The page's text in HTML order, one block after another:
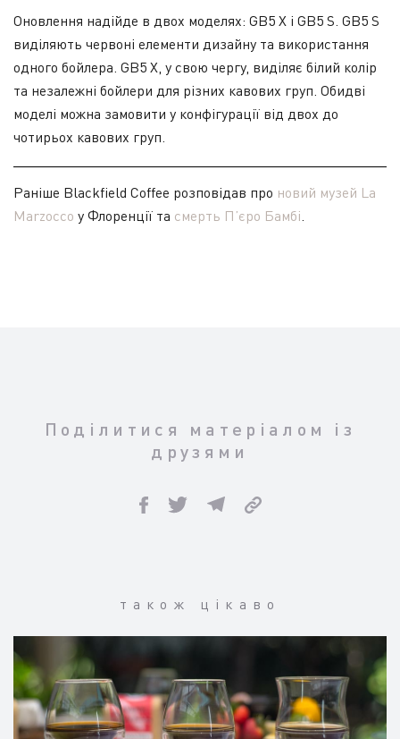
Оновлення надійде в двох моделях: GB5 X і GB5 S. GB5 S
виділяють червоні елементи дизайну та використання
одного бойлера. GB5 X, у свою чергу, виділяє білий колір
та незалежні бойлери для різних кавових груп. Обидві
моделі можна замовити у конфігурації від двох до
чотирьох кавових груп.
Раніше Blackfield Coffee розповідав про новий музей La
Marzocco у Флоренції та смерть П’єро Бамбі.
Поділитися матеріалом із
друзями
також цікаво